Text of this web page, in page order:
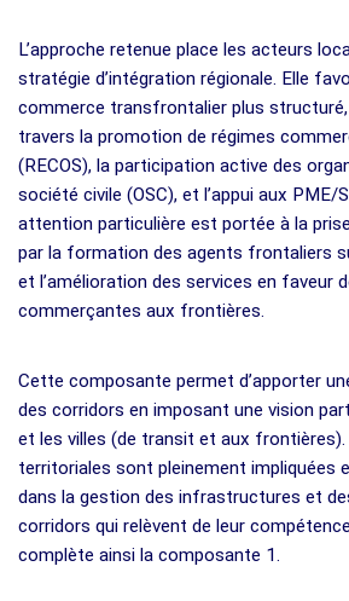
L’approche retenue place les acteurs
stratégie d’intégration régionale. Elle
commerce transfrontalier plus
travers la promotion de régimes
(RECOS), la participation active des
société civile (OSC), et l’appui aux PME/
attention particulière est portée à la
par la formation des agents frontaliers
et l’amélioration des services en faveur
commerçantes aux frontières.
Cette composante permet d’apporter
des corridors en imposant une vision
et les villes (de transit et aux
territoriales sont pleinement impliquées
dans la gestion des infrastructures et
corridors qui relèvent de leur
complète ainsi la composante 1.